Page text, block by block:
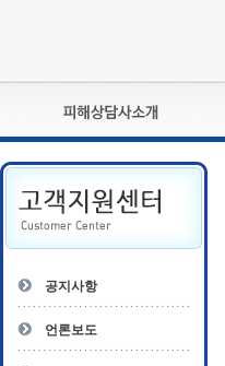
피해상담사란?
자격관리규정
상담사 자격증 확인
- 피해상담사 1급
- 전문수련감독자
- 전문수련기관
공지사항
언론보도